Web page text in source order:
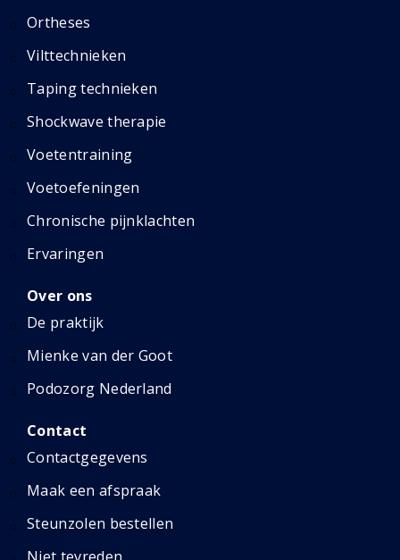
Ortheses
Vilttechnieken
Taping technieken
Shockwave therapie
Voetentraining
Voetoefeningen
Chronische pijnklachten
Ervaringen
Over ons
De praktijk
Mienke van der Goot
Podozorg Nederland
Contact
Contactgegevens
Maak een afspraak
Steunzolen bestellen